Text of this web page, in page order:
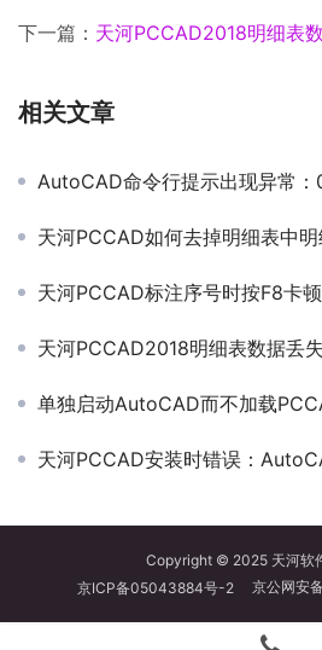
下一篇： 天河PCCAD2018明细表
相关文章
AutoCAD命令行提示出现异常：
天河PCCAD如何去掉明细表中
天河PCCAD标注序号时按F8卡
天河PCCAD2018明细表数据丢
单独启动AutoCAD而不加载
天河PCCAD安装时错误：AutoCAD安
Copyright © 2025 天河软
京ICP备05043884号-2 京公网安